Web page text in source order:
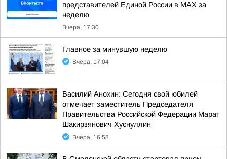
представителей Единой России в МАХ за
неделю
Вчера, 17:30
Главное за минувшую неделю
Вчера, 17:04
Василий Анохин: Сегодня свой юбилей
отмечает заместитель Председателя
Правительства Российской Федерации Марат
Шакирзянович Хуснуллин
Вчера, 16:58